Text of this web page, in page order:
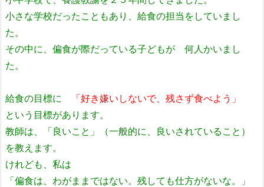
小さな学校だったこともあり、給食の担当をしていまし
た。
その中に、偏食が際だっている子どもが 何人かいまし
た。
給食の目標に
「好き嫌いしないで、残さず食べよう」
という目標があります。
教師は、「良いこと」（一般的に、良いされていること）
を教えます。
けれども、私は
「偏食は、わがままではない。残しても仕方がないな。」